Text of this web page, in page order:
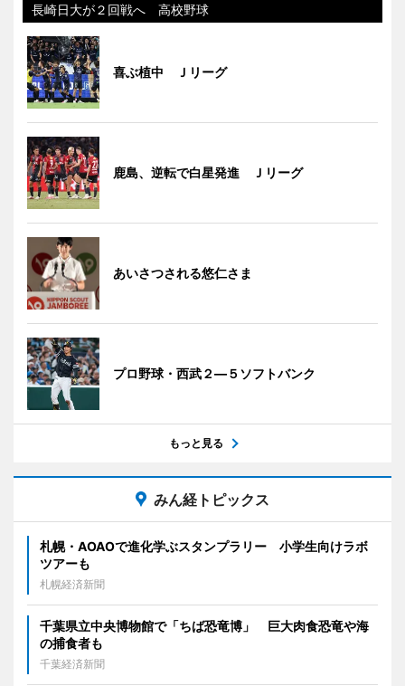
長崎日大が２回戦へ 高校野球
喜ぶ植中 Ｊリーグ
鹿島、逆転で白星発進 Ｊリーグ
あいさつされる悠仁さま
プロ野球・西武２―５ソフトバンク
もっと見る
みん経トピックス
札幌・AOAOで進化学ぶスタンプラリー 小学生向けラボ
ツアーも
札幌経済新聞
千葉県立中央博物館で「ちば恐竜博」 巨大肉食恐竜や海
の捕食者も
千葉経済新聞